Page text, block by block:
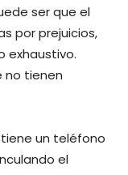
ser que el
por prejuicios,
exhaustivo.
no tienen
tiene un teléfono
el